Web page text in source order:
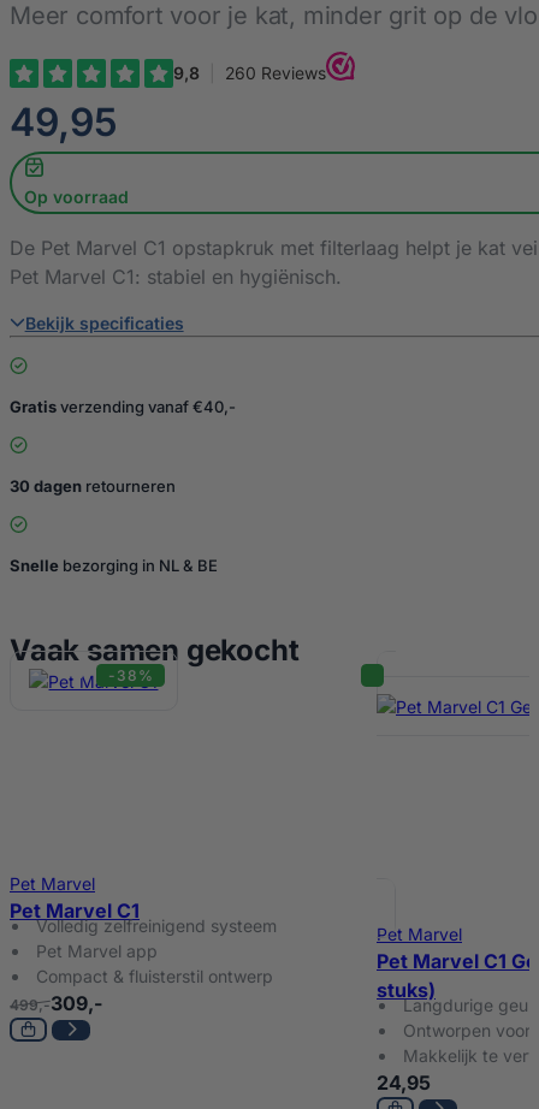
Meer comfort voor je kat, minder grit op de
€
49,95
Op voorraad
De Pet Marvel C1 opstapkruk met filterlaag helpt je kat
Pet Marvel C1: stabiel en hygiënisch.
Bekijk specificaties
Gratisverzending vanaf €40,-
30 dagen retourneren
Snelle bezorging in NL & BE
Vaak samen gekocht
-38%
Pet Marvel
Pet Marvel C1
Volledig zelfreinigend systeem
Pet Marvel app
Compact & fluisterstil ontwerp
499,-309,-
Pet Marvel
Pet Marvel C1
stuks)
Langdurige
Ontworpen voor
Makkelijk te
24,95